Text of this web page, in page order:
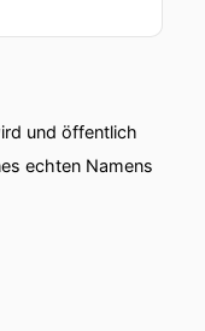
und öffentlich
echten Namens